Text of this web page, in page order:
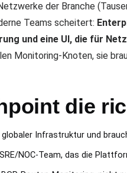
der Branche
Teams scheitert:
und eine UI, die für
Monitoring-Knoten, sie
die
Infrastruktur und
NOC-Team, das die